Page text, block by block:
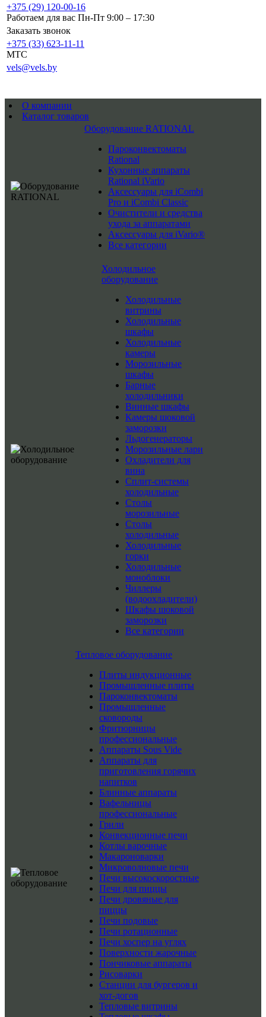
+375 (29) 120-00-16
Работаем для вас Пн-Пт 9:00 – 17:30
Заказать звонок
+375 (33) 623-11-11
MTC
vels@vels.by
О компании
Каталог товаров
Оборудование RATIONAL
Пароконвектоматы
Rational
Кухонные аппараты
Rational iVario
Аксессуары для iCombi
Pro и iCombi Classic
Очистители и средства
ухода за аппаратами
Аксессуары для iVario®
Все категории
Холодильное
оборудование
Холодильные
витрины
Холодильные
шкафы
Холодильные
камеры
Морозильные
шкафы
Барные
холодильники
Винные шкафы
Камеры шоковой
заморозки
Льдогенераторы
Морозильные лари
Охладители для
вина
Сплит-системы
холодильные
Столы
морозильные
Столы
холодильные
Холодильные
горки
Холодильные
моноблоки
Чиллеры
(водоохладители)
Шкафы шоковой
заморозки
Все категории
Тепловое оборудование
Плиты индукционные
Промышленные плиты
Пароконвектоматы
Промышленные
сковороды
Фритюрницы
профессиональные
Аппараты Sous Vide
Аппараты для
приготовления горячих
напитков
Блинные аппараты
Вафельницы
профессиональные
Грили
Конвекционные печи
Котлы варочные
Макароноварки
Микроволновые печи
Печи высокоскоростные
Печи для пиццы
Печи дровяные для
пиццы
Печи подовые
Печи ротационные
Печи хоспер на углях
Поверхности жарочные
Пончиковые аппараты
Рисоварки
Станции для бургеров и
хот-догов
Тепловые витрины